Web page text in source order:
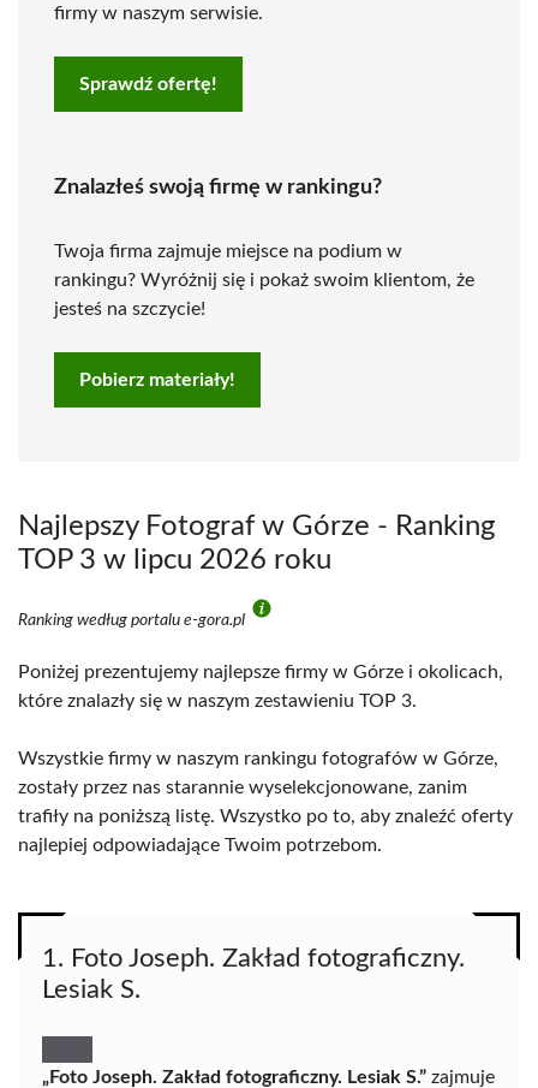
firmy w naszym serwisie.
Sprawdź ofertę!
Znalazłeś swoją firmę w rankingu?
Twoja firma zajmuje miejsce na podium w
rankingu? Wyróżnij się i pokaż swoim klientom, że
jesteś na szczycie!
Pobierz materiały!
Najlepszy Fotograf w Górze - Ranking
TOP 3 w lipcu 2026 roku
Ranking według portalu e-gora.pl
Poniżej prezentujemy najlepsze firmy w Górze i okolicach,
które znalazły się w naszym zestawieniu TOP 3.
Wszystkie firmy w naszym rankingu fotografów w Górze,
zostały przez nas starannie wyselekcjonowane, zanim
trafiły na poniższą listę. Wszystko po to, aby znaleźć oferty
najlepiej odpowiadające Twoim potrzebom.
1. Foto Joseph. Zakład fotograficzny.
Lesiak S.
„Foto Joseph. Zakład fotograficzny. Lesiak S.” zajmuje